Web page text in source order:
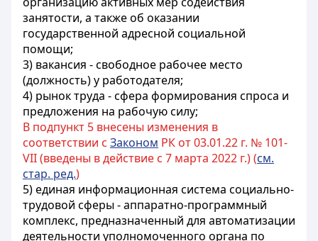
занятости, а также об оказании
государственной адресной социальной
помощи;
3) вакансия - свободное рабочее место
(должность) у работодателя;
4) рынок труда - сфера формирования спроса и
предложения на рабочую силу;
В подпункт 5 внесены изменения в
соответствии с Законом РК от 03.01.22 г. № 101-
VII (введены в действие с 7 марта 2022 г.) (см.
стар. ред.)
5) единая информационная система социально-
трудовой сферы - аппаратно-программный
комплекс, предназначенный для автоматизации
деятельности уполномоченного органа по